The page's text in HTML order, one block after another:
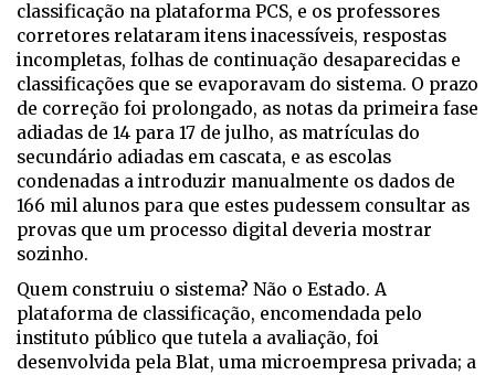
classificação na plataforma PCS, e os professores
corretores relataram itens inacessíveis, respostas
incompletas, folhas de continuação desaparecidas e
classificações que se evaporavam do sistema. O prazo
de correção foi prolongado, as notas da primeira fase
adiadas de 14 para 17 de julho, as matrículas do
secundário adiadas em cascata, e as escolas
condenadas a introduzir manualmente os dados de
166 mil alunos para que estes pudessem consultar as
provas que um processo digital deveria mostrar
sozinho.
Quem construiu o sistema? Não o Estado. A
plataforma de classificação, encomendada pelo
instituto público que tutela a avaliação, foi
desenvolvida pela Blat, uma microempresa privada; a